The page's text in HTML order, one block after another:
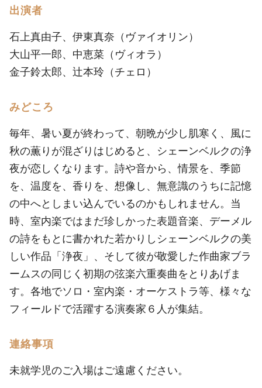
出演者
石上真由子、伊東真奈（ヴァイオリン）
大山平一郎、中恵菜（ヴィオラ）
金子鈴太郎、辻本玲（チェロ）
みどころ
毎年、暑い夏が終わって、朝晩が少し肌寒く、風に
秋の薫りが混ざりはじめると、シェーンベルクの浄
夜が恋しくなります。詩や音から、情景を、季節
を、温度を、香りを、想像し、無意識のうちに記憶
の中へとしまい込んでいるのかもしれません。当
時、室内楽ではまだ珍しかった表題音楽、デーメル
の詩をもとに書かれた若かりしシェーンベルクの美
しい作品「浄夜」、そして彼が敬愛した作曲家ブラ
ームスの同じく初期の弦楽六重奏曲をとりあげま
す。各地でソロ・室内楽・オーケストラ等、様々な
フィールドで活躍する演奏家６人が集結。
連絡事項
未就学児のご入場はご遠慮ください。